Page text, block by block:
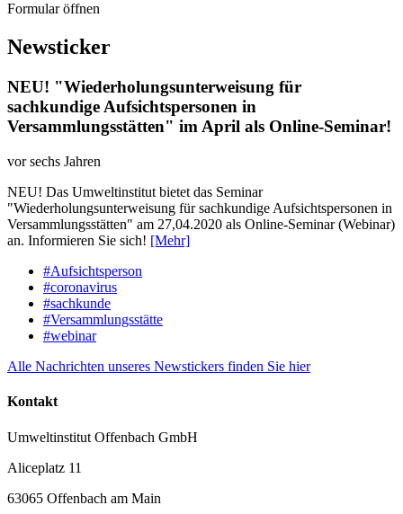
Formular öffnen
Newsticker
NEU! "Wiederholungsunterweisung für
sachkundige Aufsichtspersonen in
Versammlungsstätten" im April als Online-Seminar!
vor sechs Jahren
NEU! Das Umweltinstitut bietet das Seminar
"Wiederholungsunterweisung für sachkundige Aufsichtspersonen in
Versammlungsstätten" am 27,04.2020 als Online-Seminar (Webinar)
an. Informieren Sie sich! [Mehr]
#Aufsichtsperson
#coronavirus
#sachkunde
#Versammlungsstätte
#webinar
Alle Nachrichten unseres Newstickers finden Sie hier
Kontakt
Umweltinstitut Offenbach GmbH
Aliceplatz 11
63065 Offenbach am Main